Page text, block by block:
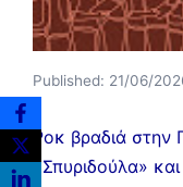
Published: 21/06/
Ροκ βραδιά
«Σπυριδούλα»